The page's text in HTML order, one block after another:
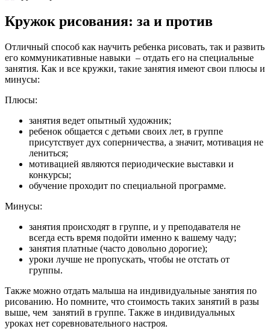
Кружок рисования: за и против
Отличный способ как научить ребенка рисовать, так и развить
его коммуникативные навыки – отдать его на специальные
занятия. Как и все кружки, такие занятия имеют свои плюсы и
минусы:
Плюсы:
занятия ведет опытный художник;
ребенок общается с детьми своих лет, в группе
присутствует дух соперничества, а значит, мотивация не
лениться;
мотивацией являются периодические выставки и
конкурсы;
обучение проходит по специальной программе.
Минусы:
занятия происходят в группе, и у преподавателя не
всегда есть время подойти именно к вашему чаду;
занятия платные (часто довольно дорогие);
уроки лучше не пропускать, чтобы не отстать от
группы.
Также можно отдать малыша на индивидуальные занятия по
рисованию. Но помните, что стоимость таких занятий в разы
выше, чем занятий в группе. Также в индивидуальных
уроках нет соревновательного настроя.